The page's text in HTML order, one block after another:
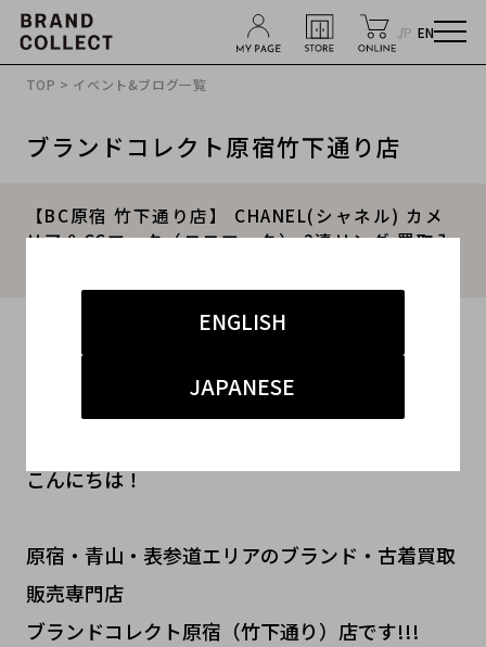
JP EN
ENGLISH
JAPANESE
TOP > イベント&ブログ一覧
ブランドコレクト原宿竹下通り店
【BC原宿 竹下通り店】 CHANEL(シャネル) カメ
リア＆CCマーク（ココマーク） 2連リング 買取入
#竹下通り店
こんにちは！
原宿・青山・表参道エリアのブランド・古着買取
販売専門店
ブランドコレクト原宿（竹下通り）店です!!!